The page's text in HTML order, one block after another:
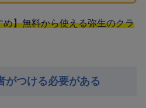
】無料から使える弥生のクラ
がつける必要がある